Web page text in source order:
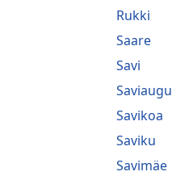
Rukki
Saare
Savi
Saviaugu
Savikoa
Saviku
Savimäe